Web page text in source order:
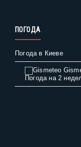
ПОГОДА
Погода в Киеве
Погода на 2